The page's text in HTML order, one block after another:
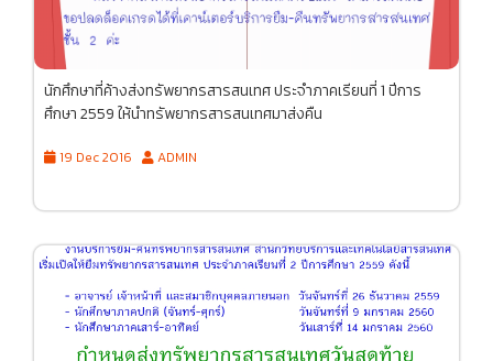
นักศึกษาที่ค้างส่งทรัพยากรสารสนเทศ ประจำภาคเรียนที่ 1 ปีการ
ศึกษา 2559 ให้นำทรัพยากรสารสนเทศมาส่งคืน
19 Dec 2016 ADMIN